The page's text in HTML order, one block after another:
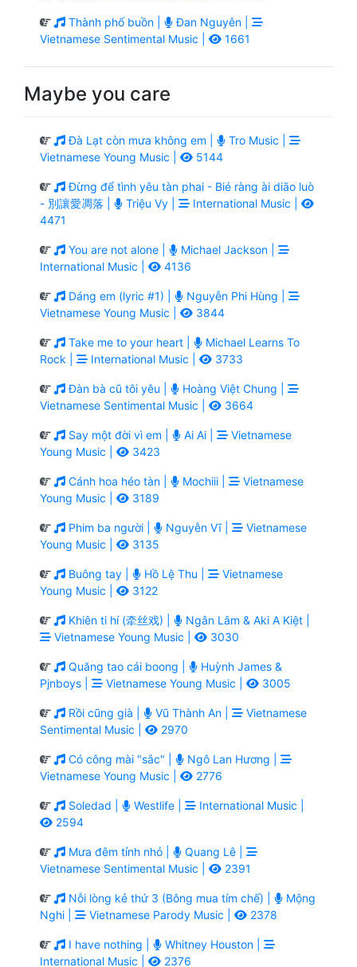
Thành phố buồn |
Đan Nguyên |
Vietnamese Sentimental Music |
1661
Maybe you care
Đà Lạt còn mưa không em |
Tro Music |
Vietnamese Young Music |
5144
Đừng để tình yêu tàn phai - Bié ràng ài diāo luò
- 別讓愛凋落 |
Triệu Vy |
International Music |
4471
You are not alone |
Michael Jackson |
International Music |
4136
Dáng em (lyric #1) |
Nguyễn Phi Hùng |
Vietnamese Young Music |
3844
Take me to your heart |
Michael Learns To
Rock |
International Music | 3733
Đàn bà cũ tôi yêu |
Hoàng Việt Chung |
Vietnamese Sentimental Music |
3664
Say một đời vì em | Ai Ai |
Vietnamese
Young Music |
3423
Cánh hoa héo tàn | Mochiii |
Vietnamese
Young Music |
3189
Phim ba người | Nguyễn Vĩ |
Vietnamese
Young Music |
3135
Buông tay | Hồ Lệ Thu |
Vietnamese
Young Music |
3122
Khiên ti hí (牵丝戏) |
Ngân Lâm & Aki A Kiệt |
Vietnamese Young Music |
3030
Quăng tao cái boong |
Huỳnh James &
Pjnboys |
Vietnamese Young Music | 3005
Rồi cũng già | Vũ Thành An |
Vietnamese
Sentimental Music |
2970
Có công mài "sắc" |
Ngô Lan Hương |
Vietnamese Young Music |
2776
Soledad | Westlife |
International Music |
2594
Mưa đêm tỉnh nhỏ |
Quang Lê |
Vietnamese Sentimental Music |
2391
Nỗi lòng kẻ thứ 3 (Bông mua tím chế) |
Mộng
Nghi |
Vietnamese Parody Music | 2378
I have nothing |
Whitney Houston |
International Music |
2376